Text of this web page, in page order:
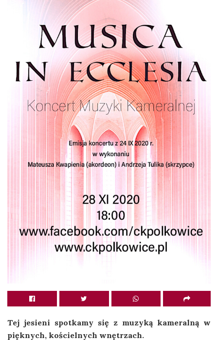
Tej jesieni spotkamy się z muzyką kameralną w
pięknych, kościelnych wnętrzach.